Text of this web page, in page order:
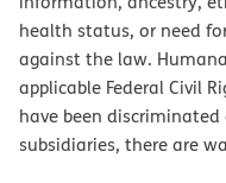
health status, or need
against the law.
applicable Federal Civil
have been
subsidiaries, there are